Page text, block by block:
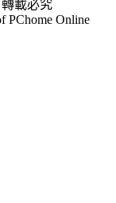
載必究
PChome Online